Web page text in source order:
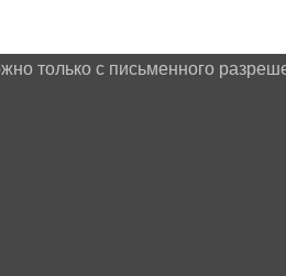
только с письменного